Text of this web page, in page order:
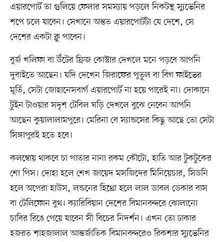
এয়ারপোর্ট তা গুলিয়ে ফেলার সমস্যায় পড়লে নিকটস্থ স্যুভেনির
শপে চলে যাবেন। সেখানে অন্তত এয়ারপোর্টটা যে দেশে, সে
দেশের একটা ক্লু পাবেন।
বুর্জ খলিফা বা উঁটের ফ্রিজ কোস্টার দেখলে মনে পড়বে আপনি
দুবাইতে আছেন। যদি দেখেন জিরাফের পুতুল বা বিগ ফাইভের
মূর্তি, সেটা জোহানেসবার্গ এয়ারপোর্ট না হয়ে পারেই না। দোকানে
টুইন টাওয়ার সদৃশ টেবিল ঘড়ি দেখলে বুঝে নেবেন আপনি
আছেন কুয়ালালামপুরে। মেরিনা বে স্যান্ডসের কিছু আছে তো সেটা
সিঙ্গাপুরই হতে হবে।
কলম্বোয় থাকবে চা পাতার নানা রকম কৌটো, হাতি আর টুকটুকের
শো পিস। দোহা হলে শেখ জায়েদ মসজিদের মিনিয়েচার, সিডনি
হলে অপেরা হাউস, লন্ডনের হিথ্রো হলে লাল ডাবল ডেকার বাস
বা টেলিফোন বুথ। ক্যারিবিয়ান দেশের বিমানবন্দরে ঝোলানো
চাবির রিঙে পেয়ে যাবেন সী বিচের নিদর্শন। এখন তো ঢাকার
হজরত শাহজালাল আন্তর্জাতিক বিমানবন্দরেও রিকশার স্যুভেনির